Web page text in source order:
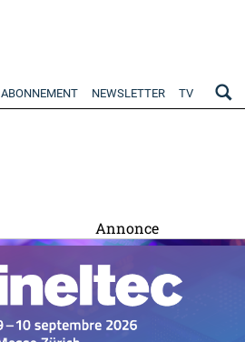
ABONNEMENT NEWSLETTER TV
Annonce